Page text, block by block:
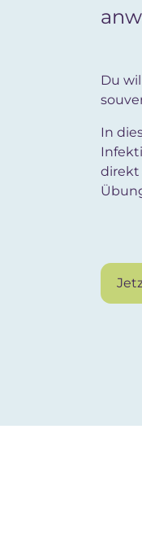
Du
In
direkt